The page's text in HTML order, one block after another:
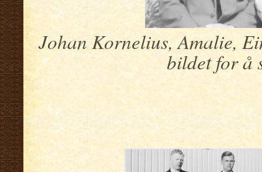
Johan Kornelius, Amalie,
bildet for å